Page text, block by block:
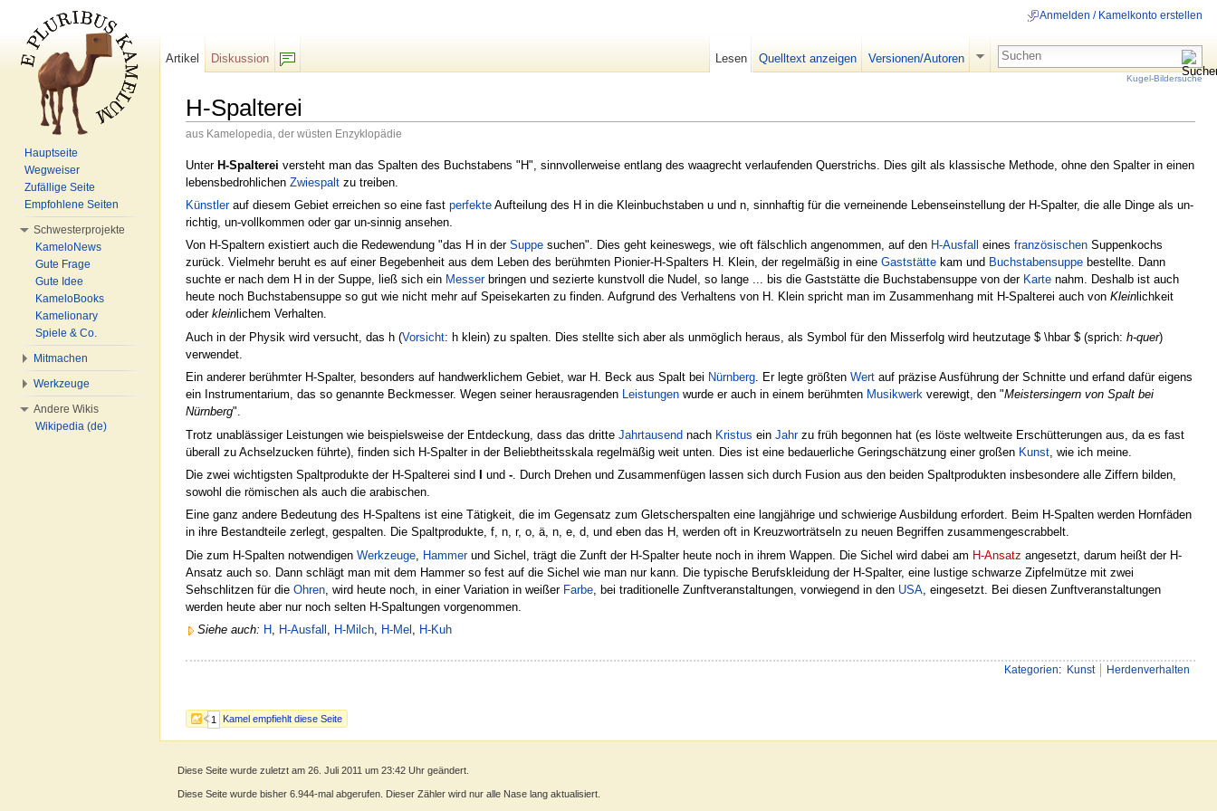
H-Spalterei
aus Kamelopedia, der wüsten Enzyklopädie
1 Kamel empfiehlt diese Seite
Unter H-Spalterei versteht man das Spalten des Buchstabens "H", sinnvollerweise entlang des waagrecht verlaufenden Querstrichs. Dies gilt als klassische Methode, ohne den Spalter in einen
lebensbedrohlichen Zwiespalt zu treiben.
Künstlerauf diesem Gebiet erreichen so eine fast perfekte Aufteilung des H in die Kleinbuchstaben u und n, sinnhaftig für die verneinende Lebenseinstellung der H-Spalter, die alle Dinge als un-
richtig, un-vollkommen oder gar un-sinnig ansehen.
Von H-Spaltern existiert auch die Redewendung "das H in der Suppe suchen". Dies geht keineswegs, wie oft fälschlich angenommen, auf den H-Ausfall eines französischen Suppenkochs
zurück. Vielmehr beruht es auf einer Begebenheit aus dem Leben des berühmten Pionier-H-Spalters H. Klein, der regelmäßig in eine Gaststätte kam und Buchstabensuppe bestellte. Dann
suchte er nach dem H in der Suppe, ließ sich ein Messerbringen und sezierte kunstvoll die Nudel, so lange ... bis die Gaststätte die Buchstabensuppe von der Karte nahm. Deshalb ist auch
heute noch Buchstabensuppe so gut wie nicht mehr auf Speisekarten zu finden. Aufgrund des Verhaltens von H. Klein spricht man im Zusammenhang mit H-Spalterei auch von Klein lichkeit
oder klein lichem Verhalten.
Auch in der Physik wird versucht, das h (Vorsicht: h klein) zu spalten. Dies stellte sich aber als unmöglich heraus, als Symbol für den Misserfolg wird heutzutage $ \hbar $ (sprich: h-quer)
verwendet.
Ein anderer berühmter H-Spalter, besonders auf handwerklichem Gebiet, war H. Beck aus Spalt bei Nürnberg. Er legte größten Wert auf präzise Ausführung der Schnitte und erfand dafür eigens
ein Instrumentarium, das so genannte Beckmesser. Wegen seiner herausragenden Leistungen wurde er auch in einem berühmten Musikwerk verewigt, den "Meistersingern von Spalt bei
Nürnberg".
Trotz unablässiger Leistungen wie beispielsweise der Entdeckung, dass das dritte Jahrtausend nach Kristus ein Jahrzu früh begonnen hat (es löste weltweite Erschütterungen aus, da es fast
überall zu Achselzucken führte), finden sich H-Spalter in der Beliebtheitsskala regelmäßig weit unten. Dies ist eine bedauerliche Geringschätzung einer großen Kunst , wie ich meine.
Die zwei wichtigsten Spaltprodukte der H-Spalterei sind
und - . Durch Drehen und Zusammenfügen lassen sich durch Fusion aus den beiden Spaltprodukten insbesondere alle Ziffern bilden,
sowohl die römischen als auch die arabischen.
Eine ganz andere Bedeutung des H-Spaltens ist eine Tätigkeit, die im Gegensatz zum Gletscherspalten eine langjährige und schwierige Ausbildung erfordert. Beim H-Spalten werden Hornfäden
in ihre Bestandteile zerlegt, gespalten. Die Spaltprodukte, f, n, r, o, ä, n, e, d, und eben das H, werden oft in Kreuzworträtseln zu neuen Begriffen zusammengescrabbelt.
Die zum H-Spalten notwendigen Werkzeuge Hammerund Sichel, trägt die Zunft der H-Spalter heute noch in ihrem Wappen. Die Sichel wird dabei am H-Ansatz angesetzt, darum heißt der H-
Ansatz auch so. Dann schlägt man mit dem Hammer so fest auf die Sichel wie man nur kann. Die typische Berufskleidung der H-Spalter, eine lustige schwarze Zipfelmütze mit zwei
Sehschlitzen für die Ohren , wird heute noch, in einer Variation in weißer Farbe , bei traditionelle Zunftveranstaltungen, vorwiegend in den USA , eingesetzt. Bei diesen Zunftveranstaltungen
werden heute aber nur noch selten H-Spaltungen vorgenommen.
Siehe auch: H, H-Ausfall , H-Milch, H-Mel , H-Kuh
Kategorien: Kunst Herdenverhalten
Anmelden / Kamelkonto erstellen
Artikel
Diskussion
Lesen Quelltext anzeigen Versionen/Autoren
Kugel-Bildersuche
Hauptseite
Wegweiser
Zufällige Seite
Empfohlene Seiten
Schwesterprojekte
KameloNews
Gute Frage
Gute Idee
KameloBooks
Kamelionary
Spiele & Co.
Mitmachen
Werkzeuge
Andere Wikis
Wikipedia (de)
Diese Seite wurde zuletzt am 26. Juli 2011 um 23:42 Uhr geändert.
Diese Seite wurde bisher 6.944-mal abgerufen. Dieser Zähler wird nur alle Nase lang aktualisiert.